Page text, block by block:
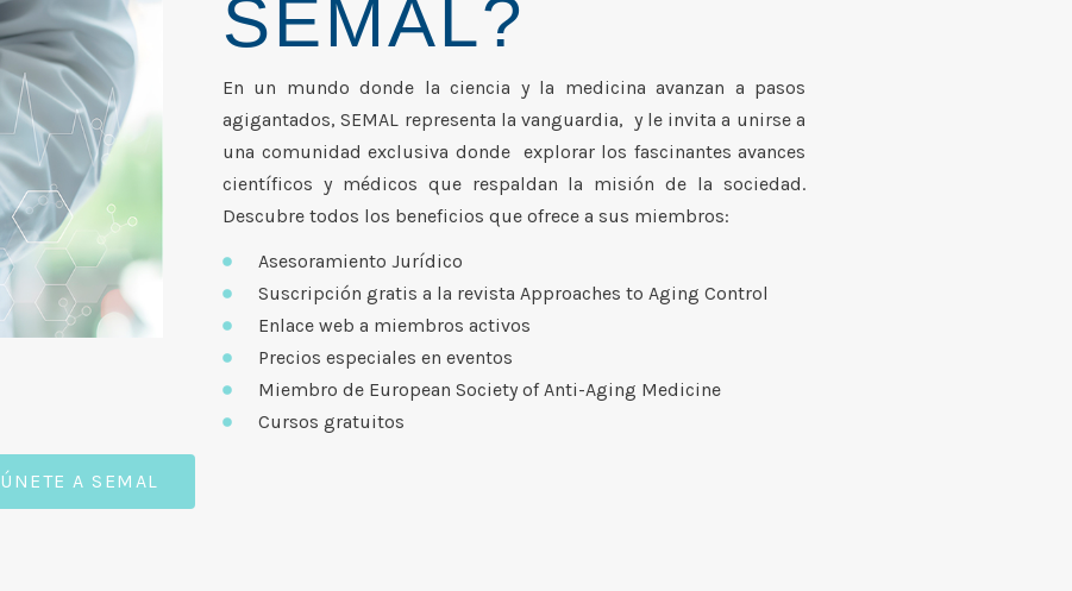
SEMAL?
En un mundo donde la ciencia y la medicina avanzan a pasos
agigantados, SEMAL representa la vanguardia, y le invita a unirse a
una comunidad exclusiva donde explorar los fascinantes avances
científicos y médicos que respaldan la misión de la sociedad.
Descubre todos los beneficios que ofrece a sus miembros:
Asesoramiento Jurídico
Suscripción gratis a la revista Approaches to Aging Control
Enlace web a miembros activos
Precios especiales en eventos
Miembro de European Society of Anti-Aging Medicine
Cursos gratuitos
ÚNETE A SEMAL